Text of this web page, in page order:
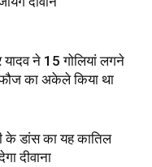
ने 15 गोलियां लगने
फौज का अकेले किया था
के डांस का यह कातिल
दीवाना